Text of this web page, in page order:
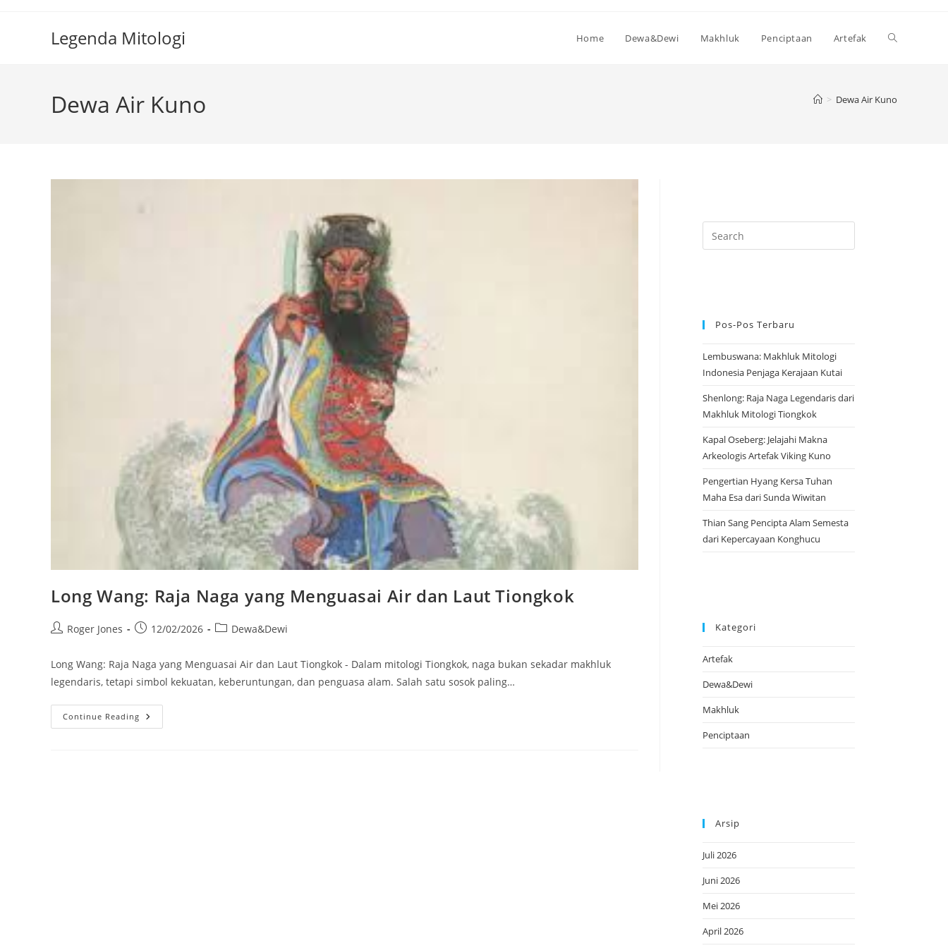
Legenda Mitologi Home Dewa&Dewi Makhluk Penciptaan Artefak Toggle
Dewa Air Kuno > Dewa Air Kuno
Long Wang: Raja Naga yang Menguasai Air dan Laut Tiongkok
PostRoger Jones
Post12/02/2026
PostDewa&Dewi
Long Wang: Raja Naga yang Menguasai Air dan Laut Tiongkok - Dalam mitologi Tiongkok, naga bukan sekadar makhluk
legendaris, tetapi simbol kekuatan, keberuntungan, dan penguasa alam. Salah satu sosok paling…
Continue Reading Long
Wang:
Pos-Pos Terbaru
Lembuswana: Makhluk Mitologi
Indonesia Penjaga Kerajaan Kutai
Shenlong: Raja Naga Legendaris dari
Makhluk Mitologi Tiongkok
Kapal Oseberg: Jelajahi Makna
Arkeologis Artefak Viking Kuno
Pengertian Hyang Kersa Tuhan
Maha Esa dari Sunda Wiwitan
Thian Sang Pencipta Alam Semesta
dari Kepercayaan Konghucu
Kategori
Artefak
Dewa&Dewi
Makhluk
Penciptaan
Arsip
Juli 2026
Juni 2026
Mei 2026
April 2026